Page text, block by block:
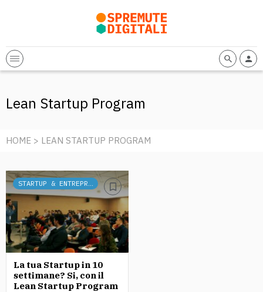
Lean Startup Program
HOME > LEAN STARTUP PROGRAM
STARTUP & ENTREPRENEURSHIP
La tua Startup in 10
settimane? Si, con il
Lean Startup Program